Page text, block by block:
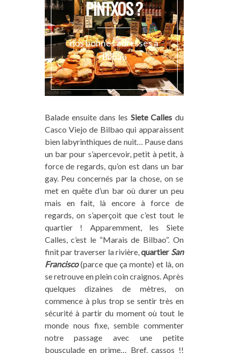
PINTXOS ?
nos bonnes adresses à
Bilbao
Balade ensuite dans les Siete Calles du
Casco Viejo de Bilbao qui apparaissent
bien labyrinthiques de nuit… Pause dans
un bar pour s’apercevoir, petit à petit, à
force de regards, qu’on est dans un bar
gay. Peu concernés par la chose, on se
met en quête d’un bar où durer un peu
mais en fait, là encore à force de
regards, on s’aperçoit que c’est tout le
quartier ! Apparemment, les Siete
Calles, c’est le “Marais de Bilbao”. On
finit par traverser la rivière,quartier San
Francisco(parce que ça monte) et là, on
se retrouve en plein coin craignos. Après
quelques dizaines de mètres, on
commence à plus trop se sentir très en
sécurité à partir du moment où tout le
monde nous fixe, semble commenter
notre passage avec une petite
bousculade en prime… Bref, cassos !!